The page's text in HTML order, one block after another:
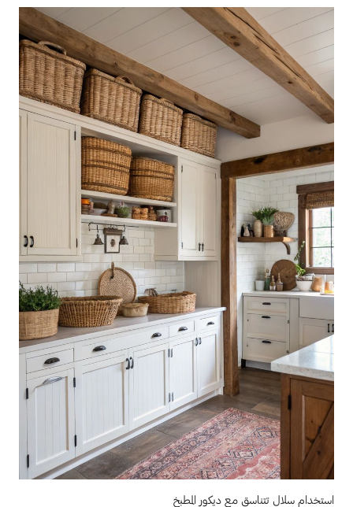
استخدام سلال تتناسق مع ديكور المطبخ